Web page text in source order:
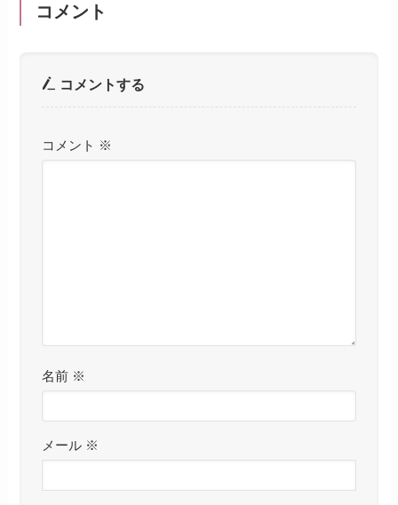
コメント
コメントする
コメント ※
名前 ※
メール ※